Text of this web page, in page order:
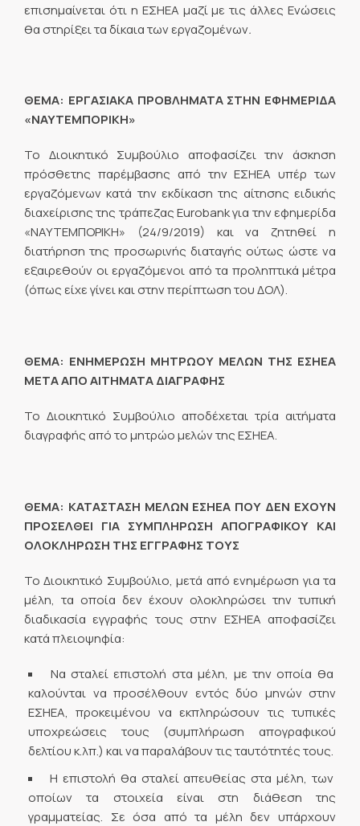
επισημαίνεται ότι η ΕΣΗΕΑ μαζί με τις άλλες Ενώσεις
θα στηρίξει τα δίκαια των εργαζομένων.
ΘΕΜΑ: ΕΡΓΑΣΙΑΚΑ ΠΡΟΒΛΗΜΑΤΑ ΣΤΗΝ ΕΦΗΜΕΡΙΔΑ
«ΝΑΥΤΕΜΠΟΡΙΚΗ»
Το Διοικητικό Συμβούλιο αποφασίζει την άσκηση
πρόσθετης παρέμβασης από την ΕΣΗΕΑ υπέρ των
εργαζόμενων κατά την εκδίκαση της αίτησης ειδικής
διαχείρισης της τράπεζας Eurobank για την εφημερίδα
«ΝΑΥΤΕΜΠΟΡΙΚΗ» (24/9/2019) και να ζητηθεί η
διατήρηση της προσωρινής διαταγής ούτως ώστε να
εξαιρεθούν οι εργαζόμενοι από τα προληπτικά μέτρα
(όπως είχε γίνει και στην περίπτωση του ΔΟΛ).
ΘΕΜΑ: ΕΝΗΜΕΡΩΣΗ ΜΗΤΡΩΟΥ ΜΕΛΩΝ ΤΗΣ ΕΣΗΕΑ
ΜΕΤΑ ΑΠΟ ΑΙΤΗΜΑΤΑ ΔΙΑΓΡΑΦΗΣ
Το Διοικητικό Συμβούλιο αποδέχεται τρία αιτήματα
διαγραφής από το μητρώο μελών της ΕΣΗΕΑ.
ΘΕΜΑ: ΚΑΤΑΣΤΑΣΗ ΜΕΛΩΝ ΕΣΗΕΑ ΠΟΥ ΔΕΝ ΕΧΟΥΝ
ΠΡΟΣΕΛΘΕΙ ΓΙΑ ΣΥΜΠΛΗΡΩΣΗ ΑΠΟΓΡΑΦΙΚΟΥ ΚΑΙ
ΟΛΟΚΛΗΡΩΣΗ ΤΗΣ ΕΓΓΡΑΦΗΣ ΤΟΥΣ
Το Διοικητικό Συμβούλιο, μετά από ενημέρωση για τα
μέλη, τα οποία δεν έχουν ολοκληρώσει την τυπική
διαδικασία εγγραφής τους στην ΕΣΗΕΑ αποφασίζει
κατά πλειοψηφία:
Να σταλεί επιστολή στα μέλη, με την οποία θα
καλούνται να προσέλθουν εντός δύο μηνών στην
ΕΣΗΕΑ, προκειμένου να εκπληρώσουν τις τυπικές
υποχρεώσεις τους (συμπλήρωση απογραφικού
δελτίου κ.λπ.) και να παραλάβουν τις ταυτότητές τους.
Η επιστολή θα σταλεί απευθείας στα μέλη, των
οποίων τα στοιχεία είναι στη διάθεση της
γραμματείας. Σε όσα από τα μέλη δεν υπάρχουν